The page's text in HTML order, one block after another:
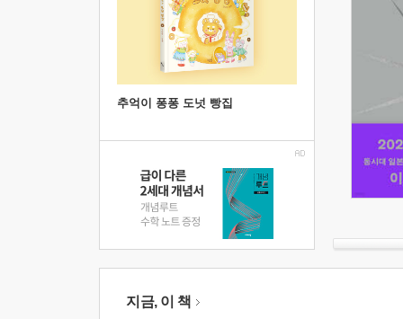
추억이 퐁퐁 도넛 빵집
지금, 이 책